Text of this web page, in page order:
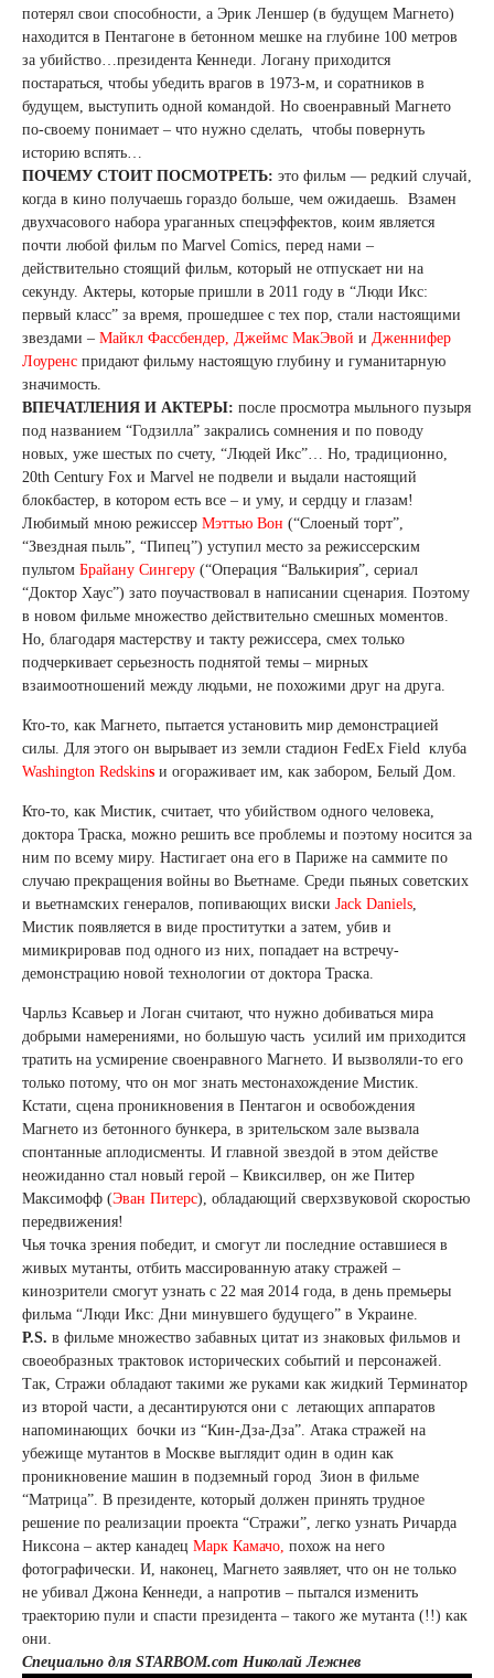
потерял свои способности, а Эрик Леншер (в будущем Магнето)
находится в Пентагоне в бетонном мешке на глубине 100 метров
за убийство…президента Кеннеди. Логану приходится
постараться, чтобы убедить врагов в 1973-м, и соратников в
будущем, выступить одной командой. Но своенравный Магнето
по-своему понимает – что нужно сделать, чтобы повернуть
историю вспять…
ПОЧЕМУ СТОИТ ПОСМОТРЕТЬ: это фильм — редкий случай,
когда в кино получаешь гораздо больше, чем ожидаешь. Взамен
двухчасового набора ураганных спецэффектов, коим является
почти любой фильм по Marvel Сomics, перед нами –
действительно стоящий фильм, который не отпускает ни на
секунду. Актеры, которые пришли в 2011 году в “Люди Икс:
первый класс” за время, прошедшее с тех пор, стали настоящими
звездами – Майкл Фассбендер, Джеймс МакЭвой и Дженнифер
Лоуренс придают фильму настоящую глубину и гуманитарную
значимость.
ВПЕЧАТЛЕНИЯ И АКТЕРЫ: после просмотра мыльного пузыря
под названием “Годзилла” закрались сомнения и по поводу
новых, уже шестых по счету, “Людей Икс”… Но, традиционно,
20th Century Fox и Marvel не подвели и выдали настоящий
блокбастер, в котором есть все – и уму, и сердцу и глазам!
Любимый мною режиссер Мэттью Вон (“Слоеный торт”,
“Звездная пыль”, “Пипец”) уступил место за режиссерским
пультом Брайану Сингеру (“Операция “Валькирия”, сериал
“Доктор Хаус”) зато поучаствовал в написании сценария. Поэтому
в новом фильме множество действительно смешных моментов.
Но, благодаря мастерству и такту режиссера, смех только
подчеркивает серьезность поднятой темы – мирных
взаимоотношений между людьми, не похожими друг на друга.
Кто-то, как Магнето, пытается установить мир демонстрацией
силы. Для этого он вырывает из земли стадион FedEx Field клуба
Washington Redskins и огораживает им, как забором, Белый Дом.
Кто-то, как Мистик, считает, что убийством одного человека,
доктора Траска, можно решить все проблемы и поэтому носится за
ним по всему миру. Настигает она его в Париже на саммите по
случаю прекращения войны во Вьетнаме. Среди пьяных советских
и вьетнамских генералов, попивающих виски Jack Daniels,
Мистик появляется в виде проститутки а затем, убив и
мимикрировав под одного из них, попадает на встречу-
демонстрацию новой технологии от доктора Траска.
Чарльз Ксавьер и Логан считают, что нужно добиваться мира
добрыми намерениями, но большую часть усилий им приходится
тратить на усмирение своенравного Магнето. И вызволяли-то его
только потому, что он мог знать местонахождение Мистик.
Кстати, сцена проникновения в Пентагон и освобождения
Магнето из бетонного бункера, в зрительском зале вызвала
спонтанные аплодисменты. И главной звездой в этом действе
неожиданно стал новый герой – Квиксилвер, он же Питер
Максимофф (Эван Питерс), обладающий сверхзвуковой скоростью
передвижения!
Чья точка зрения победит, и смогут ли последние оставшиеся в
живых мутанты, отбить массированную атаку стражей –
кинозрители смогут узнать с 22 мая 2014 года, в день премьеры
фильма “Люди Икс: Дни минувшего будущего” в Украине.
Р.S. в фильме множество забавных цитат из знаковых фильмов и
своеобразных трактовок исторических событий и персонажей.
Так, Стражи обладают такими же руками как жидкий Терминатор
из второй части, а десантируются они с летающих аппаратов
напоминающих бочки из “Кин-Дза-Дза”. Атака стражей на
убежище мутантов в Москве выглядит один в один как
проникновение машин в подземный город Зион в фильме
“Матрица”. В президенте, который должен принять трудное
решение по реализации проекта “Стражи”, легко узнать Ричарда
Никсона – актер канадец Марк Камачо, похож на него
фотографически. И, наконец, Магнето заявляет, что он не только
не убивал Джона Кеннеди, а напротив – пытался изменить
траекторию пули и спасти президента – такого же мутанта (!!) как
они.
Специально для STARBOM.com Николай Лежнев